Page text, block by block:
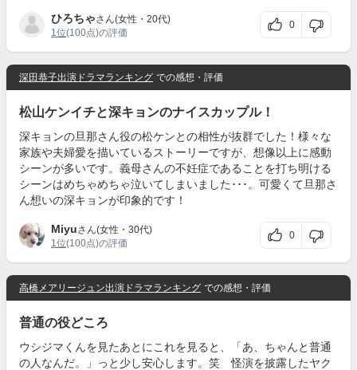
ひろちゃさん(女性・20代)
1位(100点)の評価
0
深田恭子出演ドラマランキング での感想・評価
松山ケンイチと深キョンのナイスカップル！
深キョンの旦那さん役の松ケンとの相性が抜群でした！様々な
家族や夫婦愛を描いているストーリーですが、想像以上に感動
シーンが多いです。義母さんの不妊症であることを打ち明ける
シーンはめちゃめちゃ泣いてしまいました･･･。可愛くて旦那さ
ん想いの深キョンが印象的です！
Miyuさん(女性・30代)
1位(100点)の評価
0
高橋メアリージュン出演ドラマランキング での感想・評価
普通の役どころ
ウシジマくんを見たあとにこれを見ると、「あ、ちゃんと普通
の人なんだ。」っと少し安心します。笑 怪演を披露したヤク